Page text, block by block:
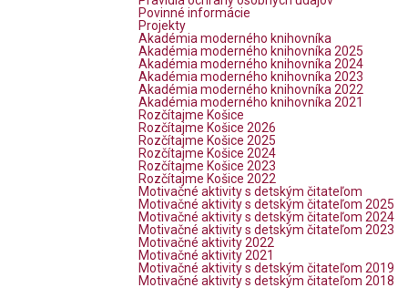
Povinné informácie
Projekty
Akadémia moderného knihovníka
Akadémia moderného knihovníka 2025
Akadémia moderného knihovníka 2024
Akadémia moderného knihovníka 2023
Akadémia moderného knihovníka 2022
Akadémia moderného knihovníka 2021
Rozčítajme Košice
Rozčítajme Košice 2026
Rozčítajme Košice 2025
Rozčítajme Košice 2024
Rozčítajme Košice 2023
Rozčítajme Košice 2022
Motivačné aktivity s detským čitateľom
Motivačné aktivity s detským čitateľom 2025
Motivačné aktivity s detským čitateľom 2024
Motivačné aktivity s detským čitateľom 2023
Motivačné aktivity 2022
Motivačné aktivity 2021
Motivačné aktivity s detským čitateľom 2019
Motivačné aktivity s detským čitateľom 2018